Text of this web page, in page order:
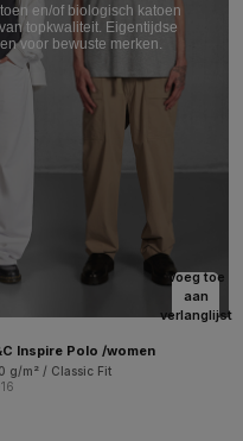
en/of biologisch katoen
topkwaliteit. Eigentijdse
voor bewuste merken.
Voeg toe
aan
verlanglijst
Inspire Polo /women
g/m² / Classic Fit